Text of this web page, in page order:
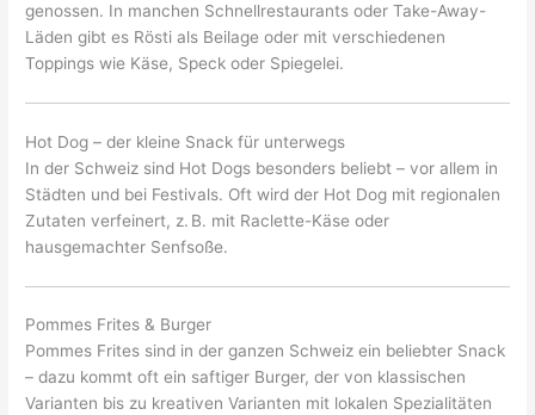
genossen. In manchen Schnellrestaurants oder Take-Away-
Läden gibt es Rösti als Beilage oder mit verschiedenen
Toppings wie Käse, Speck oder Spiegelei.
Hot Dog – der kleine Snack für unterwegs
In der Schweiz sind Hot Dogs besonders beliebt – vor allem in
Städten und bei Festivals. Oft wird der Hot Dog mit regionalen
Zutaten verfeinert, z. B. mit Raclette-Käse oder
hausgemachter Senfsoße.
Pommes Frites & Burger
Pommes Frites sind in der ganzen Schweiz ein beliebter Snack
– dazu kommt oft ein saftiger Burger, der von klassischen
Varianten bis zu kreativen Varianten mit lokalen Spezialitäten